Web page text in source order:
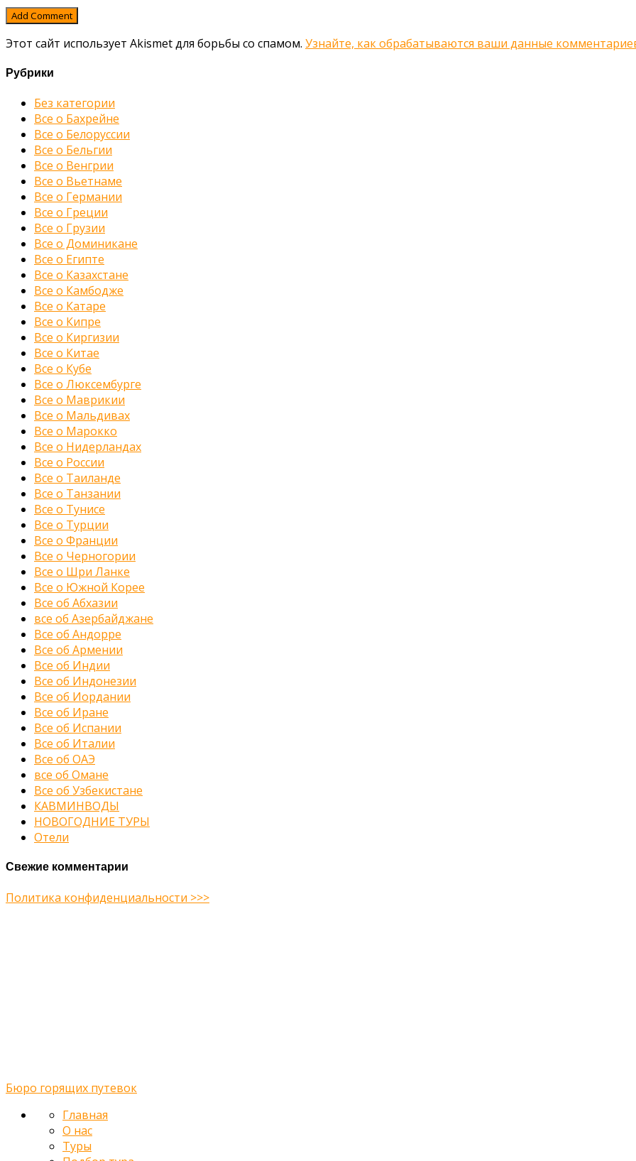
Этот сайт использует Akismet для борьбы со спамом. Узнайте, как обрабатываются ваши данные
Рубрики
Без категории
Все о Бахрейне
Все о Белоруссии
Все о Бельгии
Все о Венгрии
Все о Вьетнаме
Все о Германии
Все о Греции
Все о Грузии
Все о Доминикане
Все о Египте
Все о Казахстане
Все о Камбодже
Все о Катаре
Все о Кипре
Все о Киргизии
Все о Китае
Все о Кубе
Все о Люксембурге
Все о Маврикии
Все о Мальдивах
Все о Марокко
Все о Нидерландах
Все о России
Все о Таиланде
Все о Танзании
Все о Тунисе
Все о Турции
Все о Франции
Все о Черногории
Все о Шри Ланке
Все о Южной Корее
Все об Абхазии
все об Азербайджане
Все об Андорре
Все об Армении
Все об Индии
Все об Индонезии
Все об Иордании
Все об Иране
Все об Испании
Все об Италии
Все об ОАЭ
все об Омане
Все об Узбекистане
КАВМИНВОДЫ
НОВОГОДНИЕ ТУРЫ
Отели
Свежие комментарии
Политика конфиденциальности >>>
Бюро горящих путевок
Главная
О нас
Туры